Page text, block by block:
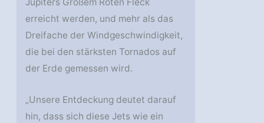
Jupiters Großem Roten Fleck
erreicht werden, und mehr als das
Dreifache der Windgeschwindigkeit,
die bei den stärksten Tornados auf
der Erde gemessen wird.
„Unsere Entdeckung deutet darauf
hin, dass sich diese Jets wie ein